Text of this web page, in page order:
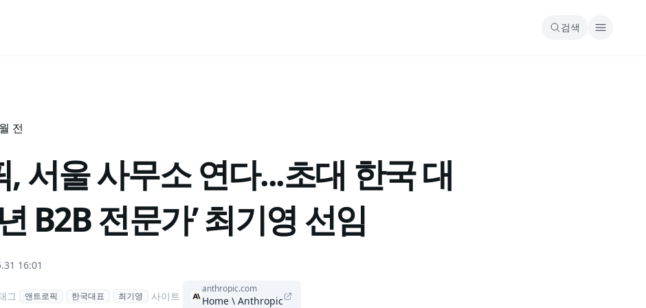
검색
전
서울 사무소 연다...초대 한국 대
B2B 전문가’ 최기영 선임
16:01
그 앤트로픽 한국대표 최기영 사이트
anthropic.com
Home \ Anthropic